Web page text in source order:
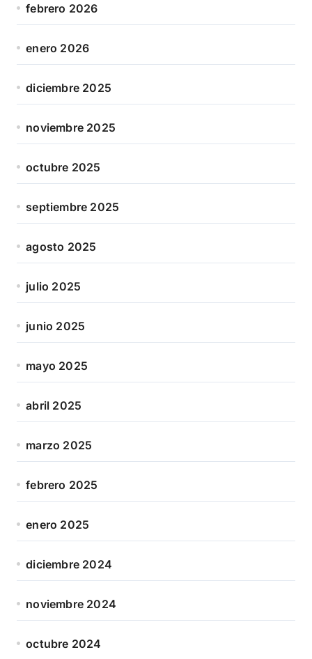
febrero 2026
enero 2026
diciembre 2025
noviembre 2025
octubre 2025
septiembre 2025
agosto 2025
julio 2025
junio 2025
mayo 2025
abril 2025
marzo 2025
febrero 2025
enero 2025
diciembre 2024
noviembre 2024
octubre 2024